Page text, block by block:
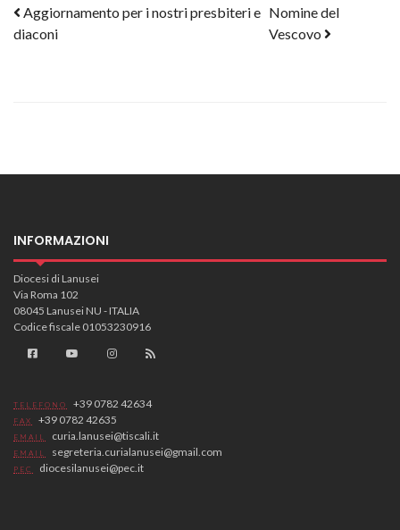
Post navigation
Aggiornamento per i nostri presbiteri e
diaconi
Nomine del
Vescovo
INFORMAZIONI
Diocesi di Lanusei
Via Roma 102
08045 Lanusei NU - ITALIA
Codice fiscale 01053230916
TELEFONO +39 0782 42634
FAX +39 0782 42635
EMAIL curia.lanusei@tiscali.it
EMAIL segreteria.curialanusei@gmail.com
PEC diocesilanusei@pec.it